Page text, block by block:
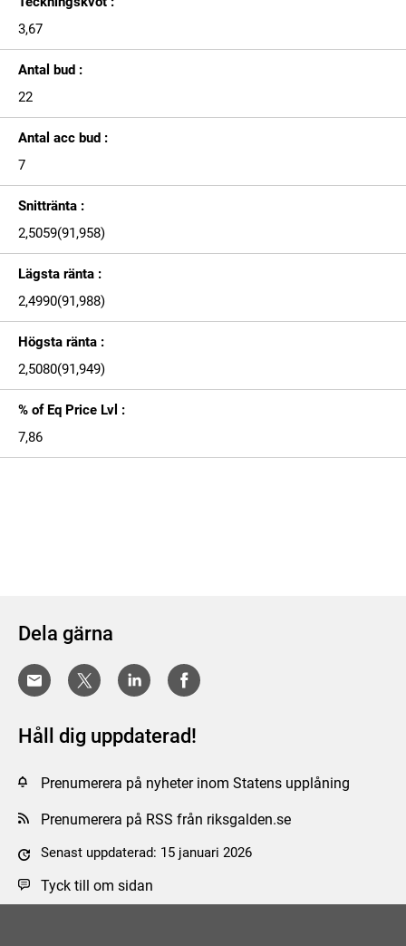
3,67
Antal bud :
22
Antal acc bud :
7
Snittränta :
2,5059(91,958)
Lägsta ränta :
2,4990(91,988)
Högsta ränta :
2,5080(91,949)
% of Eq Price Lvl :
7,86
Dela gärna
Håll dig uppdaterad!
Prenumerera på nyheter inom Statens upplåning
Prenumerera på RSS från riksgalden.se
Senast uppdaterad: 15 januari 2026
Tyck till om sidan